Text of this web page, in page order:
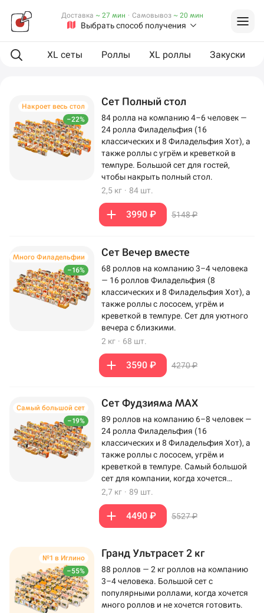
Выбрать способ получения
Доставка ~ 27 мин · Самовывоз ~ 20 мин
еда XL сеты Роллы XL роллы Закуски
–22%
Накроет весь стол Сет Полный стол
84 ролла на компанию 4–6 человек —
24 ролла Филадельфия (16
классических и 8 Филадельфия Хот), а
также роллы с угрём и креветкой в
темпуре. Большой сет для гостей,
чтобы накрыть полный стол.
2,5 кг · 84 шт.
3990 ₽ 5148 ₽
–16%
Много Филадельфии Сет Вечер вместе
68 роллов на компанию 3–4 человека
— 16 роллов Филадельфия (8
классических и 8 Филадельфия Хот), а
также роллы с лососем, угрём и
креветкой в темпуре. Сет для уютного
вечера с близкими.
2 кг · 68 шт.
3590 ₽ 4270 ₽
–19%
Самый большой сет Сет Фудзияма MAX
89 роллов на компанию 6–8 человек —
24 ролла Филадельфия (16
классических и 8 Филадельфия Хот), а
также роллы с лососем, угрём и
креветкой в темпуре. Самый большой
сет для компании, когда хочется
максимум роллов на столе.
2,7 кг · 89 шт.
4490 ₽ 5527 ₽
–55%
№1 в Иглино Гранд Ультрасет 2 кг
88 роллов — 2 кг роллов на компанию
3–4 человека. Большой сет с
популярными роллами, когда хочется
много роллов и не хочется готовить.